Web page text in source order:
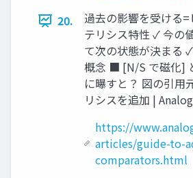
20.
過去の影響を受ける
テリシス特性 ✓ 今の
て次の状態が決まる
概念 ■ [N/S で磁化]
に曝すと？ 図の引用
リシスを追加 |
https://
articles/guide-to-
comparators.html